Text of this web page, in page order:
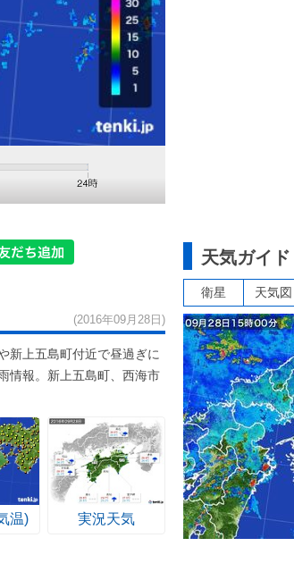
(2016年09月28日)
新上五島町付近で昼過ぎに
情報。新上五島町、西海市
温) 実況天気
天気ガイド
衛星 天気図